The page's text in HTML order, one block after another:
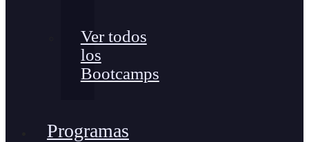
Ver todos
los
Bootcamps
Programas